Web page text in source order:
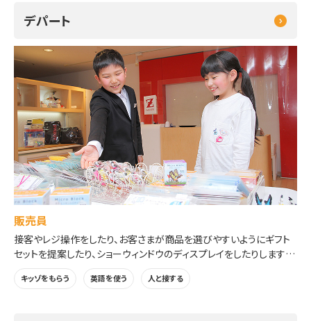
デパート
販売員
接客やレジ操作をしたり、お客さまが商品を選びやすいようにギフト
セットを提案したり、ショーウィンドウのディスプレイをしたりします。
※受付時に「接客」「ギフトアドバイザー」「ディスプレイ」から選んで体
験できます。
キッゾをもらう 英語を使う 人と接する